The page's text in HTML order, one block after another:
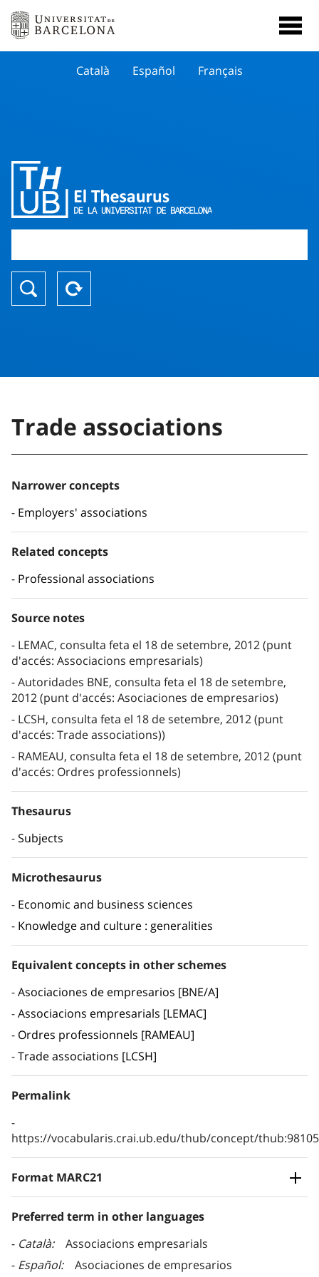
Català Español Français
Trade associations
Narrower concepts
Employers' associations
Related concepts
Professional associations
Source notes
LEMAC, consulta feta el 18 de setembre, 2012 (punt
d'accés: Associacions empresarials)
Autoridades BNE, consulta feta el 18 de setembre,
2012 (punt d'accés: Asociaciones de empresarios)
LCSH, consulta feta el 18 de setembre, 2012 (punt
d'accés: Trade associations))
RAMEAU, consulta feta el 18 de setembre, 2012 (punt
d'accés: Ordres professionnels)
Thesaurus
Subjects
Microthesaurus
Economic and business sciences
Knowledge and culture : generalities
Equivalent concepts in other schemes
Asociaciones de empresarios [BNE/A]
Associacions empresarials [LEMAC]
Ordres professionnels [RAMEAU]
Trade associations [LCSH]
Permalink
https://vocabularis.crai.ub.edu/thub/concept/
Format MARC21
Preferred term in other languages
Català
Associacions empresarials
Español
Asociaciones de empresarios